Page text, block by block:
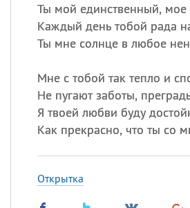
Ты мой единственный, мое
Каждый день тобой рада
Ты мне солнце в любое
Мне с тобой так тепло и
Не пугают заботы,
Я твоей любви буду
Как прекрасно, что ты со
Открытка